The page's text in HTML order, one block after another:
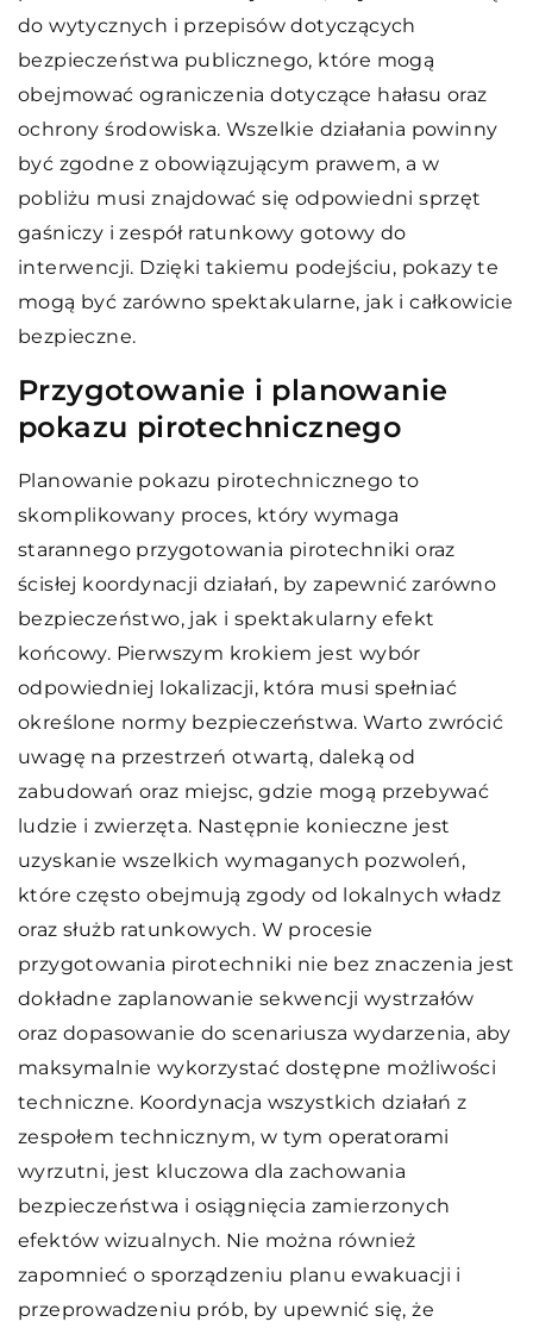
do wytycznych i przepisów dotyczących
bezpieczeństwa publicznego, które mogą
obejmować ograniczenia dotyczące hałasu oraz
ochrony środowiska. Wszelkie działania powinny
być zgodne z obowiązującym prawem, a w
pobliżu musi znajdować się odpowiedni sprzęt
gaśniczy i zespół ratunkowy gotowy do
interwencji. Dzięki takiemu podejściu, pokazy te
mogą być zarówno spektakularne, jak i całkowicie
bezpieczne.
Przygotowanie i planowanie
pokazu pirotechnicznego
Planowanie pokazu pirotechnicznego to
skomplikowany proces, który wymaga
starannego przygotowania pirotechniki oraz
ścisłej koordynacji działań, by zapewnić zarówno
bezpieczeństwo, jak i spektakularny efekt
końcowy. Pierwszym krokiem jest wybór
odpowiedniej lokalizacji, która musi spełniać
określone normy bezpieczeństwa. Warto zwrócić
uwagę na przestrzeń otwartą, daleką od
zabudowań oraz miejsc, gdzie mogą przebywać
ludzie i zwierzęta. Następnie konieczne jest
uzyskanie wszelkich wymaganych pozwoleń,
które często obejmują zgody od lokalnych władz
oraz służb ratunkowych. W procesie
przygotowania pirotechniki nie bez znaczenia jest
dokładne zaplanowanie sekwencji wystrzałów
oraz dopasowanie do scenariusza wydarzenia, aby
maksymalnie wykorzystać dostępne możliwości
techniczne. Koordynacja wszystkich działań z
zespołem technicznym, w tym operatorami
wyrzutni, jest kluczowa dla zachowania
bezpieczeństwa i osiągnięcia zamierzonych
efektów wizualnych. Nie można również
zapomnieć o sporządzeniu planu ewakuacji i
przeprowadzeniu prób, by upewnić się, że